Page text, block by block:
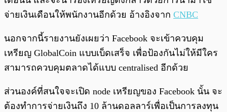
จ่ายเงินเดือนให้พนักงานอีกด้วย อ้างอิงจาก CNBC
นอกจากนี้รายงานยังเผยว่า Facebook จะเข้าควบคุม
เหรียญ GlobalCoin แบบเบ็ดเสร็จ เพื่อป้องกันไม่ให้มีใคร
สามารถควบคุมตลาดได้แบบ centralised อีกด้วย
ส่วนองค์ที่สนใจจะเปิด node เหรียญของ Facebook นั้น จะ
ต้องทำการจ่ายเงินถึง 10 ล้านดอลลาร์เพื่อเป็นการลงทุน